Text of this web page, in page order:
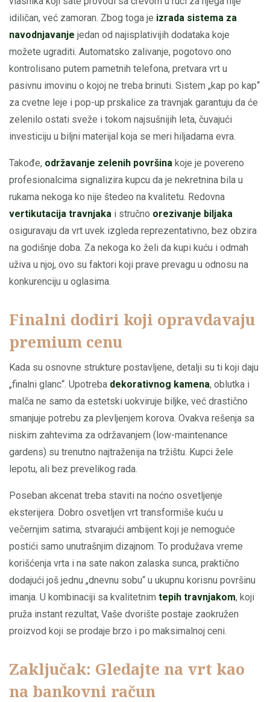
idiličan, već zamoran. Zbog toga je izrada sistema za
navodnjavanje jedan od najisplativijih dodataka koje
možete ugraditi. Automatsko zalivanje, pogotovo ono
kontrolisano putem pametnih telefona, pretvara vrt u
pasivnu imovinu o kojoj ne treba brinuti. Sistem „kap po kap“
za cvetne leje i pop-up prskalice za travnjak garantuju da će
zelenilo ostati sveže i tokom najsušnijih leta, čuvajući
investiciju u biljni materijal koja se meri hiljadama evra.
Takođe, održavanje zelenih površina koje je povereno
profesionalcima signalizira kupcu da je nekretnina bila u
rukama nekoga ko nije štedeo na kvalitetu. Redovna
vertikutacija travnjaka i stručno orezivanje biljaka
osiguravaju da vrt uvek izgleda reprezentativno, bez obzira
na godišnje doba. Za nekoga ko želi da kupi kuću i odmah
uživa u njoj, ovo su faktori koji prave prevagu u odnosu na
konkurenciju u oglasima.
Finalni dodiri koji opravdavaju
premium cenu
Kada su osnovne strukture postavljene, detalji su ti koji daju
„finalni glanc“. Upotreba dekorativnog kamena, oblutka i
malča ne samo da estetski uokviruje biljke, već drastično
smanjuje potrebu za plevljenjem korova. Ovakva rešenja sa
niskim zahtevima za održavanjem (low-maintenance
gardens) su trenutno najtraženija na tržištu. Kupci žele
lepotu, ali bez prevelikog rada.
Poseban akcenat treba staviti na noćno osvetljenje
eksterijera. Dobro osvetljen vrt transformiše kuću u
večernjim satima, stvarajući ambijent koji je nemoguće
postići samo unutrašnjim dizajnom. To produžava vreme
korišćenja vrta i na sate nakon zalaska sunca, praktično
dodajući još jednu „dnevnu sobu“ u ukupnu korisnu površinu
imanja. U kombinaciji sa kvalitetnim tepih travnjakom, koji
pruža instant rezultat, Vaše dvorište postaje zaokružen
proizvod koji se prodaje brzo i po maksimalnoj ceni.
Zaključak: Gledajte na vrt kao
na bankovni račun